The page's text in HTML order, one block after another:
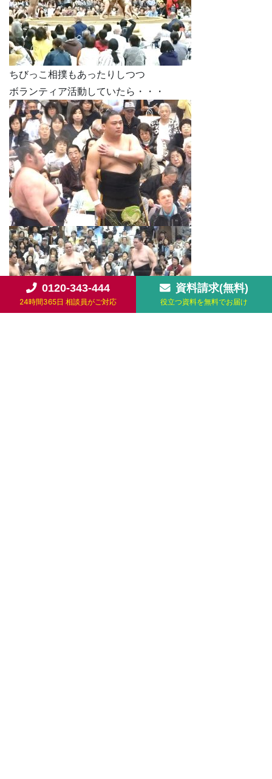
ちびっこ相撲もあったりしつつ
ボランティア活動していたら・・・
0120-343-444
24時間365日 相談員がご対応
資料請求(無料)
役立つ資料を無料でお届け